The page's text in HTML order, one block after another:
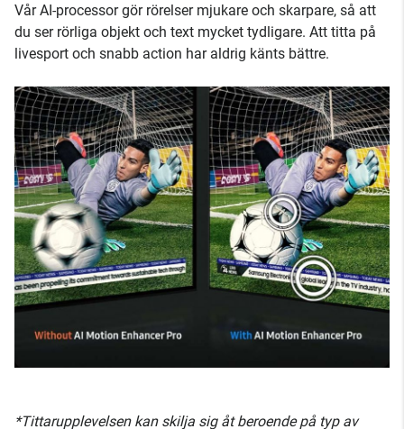
Vår AI-processor gör rörelser mjukare och skarpare, så att
du ser rörliga objekt och text mycket tydligare. Att titta på
livesport och snabb action har aldrig känts bättre.
*Tittarupplevelsen kan skilja sig åt beroende på typ av